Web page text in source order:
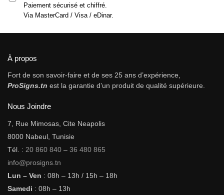
Paiement sécurisé et chiffré.
Via MasterCard / Visa / eDinar.
À propos
Fort de son savoir-faire et de ses 25 ans d’expérience,
ProSigns.tn est la garantie d’un produit de qualité supérieure.
Nous Joindre
7, Rue Mimosas, Cite Neapolis
8000 Nabeul, Tunisie
Tél. : 20 860 840 – 36 480 865
info@prosigns.tn
Lun – Ven : 08h – 13h / 15h – 18h
Samedi : 08h – 13h